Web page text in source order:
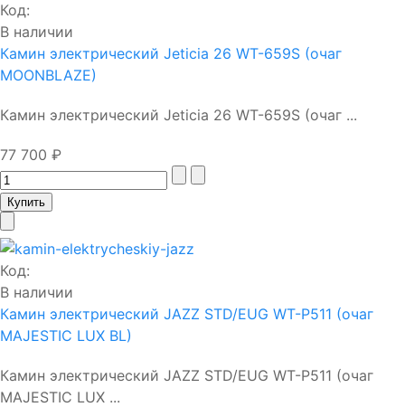
Код:
В наличии
Камин электрический Jeticia 26 WT-659S (очаг
MOONBLAZE)
Камин электрический Jeticia 26 WT-659S (очаг ...
77 700 ₽
Код:
В наличии
Камин электрический JAZZ STD/EUG WT-P511 (очаг
MAJESTIC LUX BL)
Камин электрический JAZZ STD/EUG WT-P511 (очаг
MAJESTIC LUX ...